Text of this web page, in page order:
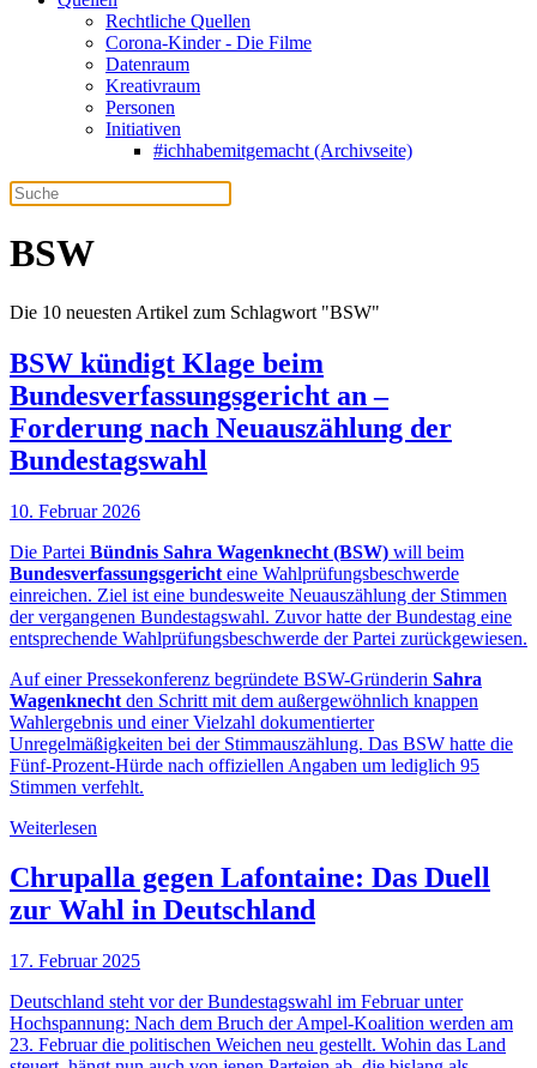
Rechtliche Quellen
Corona-Kinder - Die Filme
Datenraum
Kreativraum
Personen
Initiativen
#ichhabemitgemacht (Archivseite)
BSW
Die 10 neuesten Artikel zum Schlagwort "BSW"
BSW kündigt Klage beim
Bundesverfassungsgericht an –
Forderung nach Neuauszählung der
Bundestagswahl
10. Februar 2026
Die Partei Bündnis Sahra Wagenknecht (BSW) will beim
Bundesverfassungsgericht eine Wahlprüfungsbeschwerde
einreichen. Ziel ist eine bundesweite Neuauszählung der Stimmen
der vergangenen Bundestagswahl. Zuvor hatte der Bundestag eine
entsprechende Wahlprüfungsbeschwerde der Partei zurückgewiesen.
Auf einer Pressekonferenz begründete BSW-Gründerin Sahra
Wagenknecht den Schritt mit dem außergewöhnlich knappen
Wahlergebnis und einer Vielzahl dokumentierter
Unregelmäßigkeiten bei der Stimmauszählung. Das BSW hatte die
Fünf-Prozent-Hürde nach offiziellen Angaben um lediglich 95
Stimmen verfehlt.
Weiterlesen
Chrupalla gegen Lafontaine: Das Duell
zur Wahl in Deutschland
17. Februar 2025
Deutschland steht vor der Bundestagswahl im Februar unter
Hochspannung: Nach dem Bruch der Ampel-Koalition werden am
23. Februar die politischen Weichen neu gestellt. Wohin das Land